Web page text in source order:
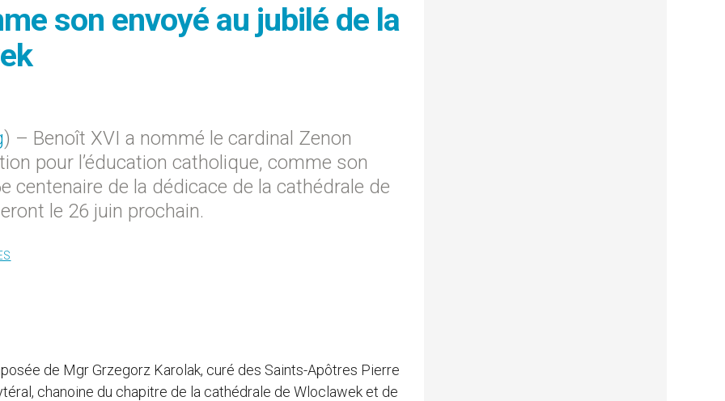
son envoyé au jubilé de la
) – Benoît XVI a nommé le cardinal Zenon
pour l’éducation catholique, comme son
centenaire de la dédicace de la cathédrale de
le 26 juin prochain.
de Mgr Grzegorz Karolak, curé des Saints-Apôtres Pierre
chanoine du chapitre de la cathédrale de Wloclawek et de